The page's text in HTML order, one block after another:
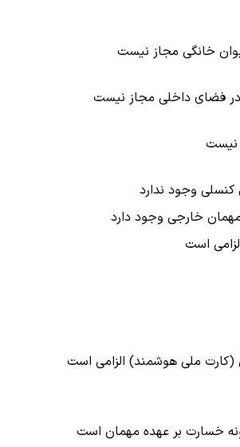
خانگی مجاز نیست
فضای داخلی مجاز نیست
نیست
کنسلی وجود ندارد
خارجی وجود دارد
است
(کارت ملی هوشمند) الزامی است
خسارت بر عهده مهمان است